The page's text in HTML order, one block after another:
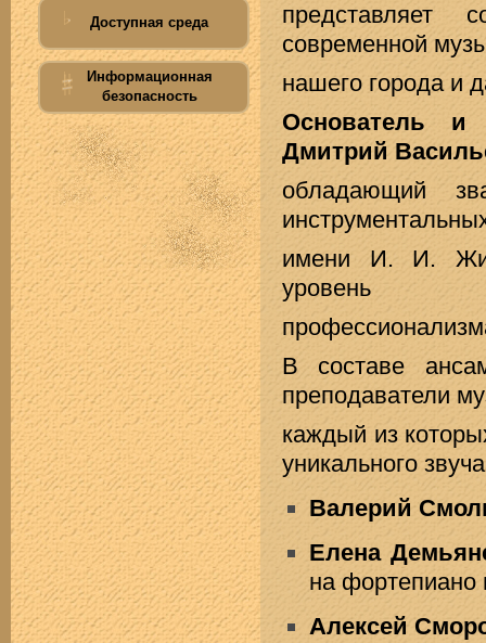
Доступная среда
Информационная
безопасность
представляет
современной
нашего города и
Основатель и
Дмитрий
обладающий
имени И. И.
уровень
В составе
преподаватели
каждый из
уникального
Валерий
Елена
на фортепиано
Алексей